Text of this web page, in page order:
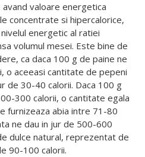
valoare energetica
concentrate si hipercalorice,
energetic al ratiei
volumul mesei. Este bine de
ca daca 100 g de paine ne
o aceeasi cantitate de pepeni
de 30-40 calorii. Daca 100 g
300 calorii, o cantitate egala
furnizeaza abia intre 71-80
ne dau in jur de 500-600
dulce natural, reprezentat de
90-100 calorii.